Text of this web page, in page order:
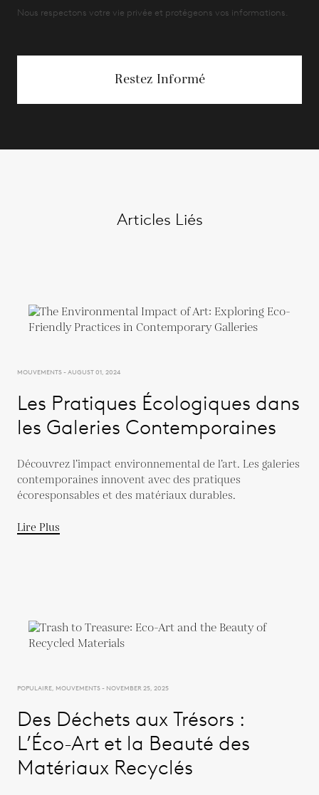
Nous respectons votre vie privée et protégeons vos informations.
Restez Informé
Articles Liés
MOUVEMENTS - AUGUST 01, 2024
Les Pratiques Écologiques dans
les Galeries Contemporaines
Découvrez l’impact environnemental de l’art. Les galeries
contemporaines innovent avec des pratiques
écoresponsables et des matériaux durables.
Lire Plus
POPULAIRE, MOUVEMENTS - NOVEMBER 25, 2025
Des Déchets aux Trésors :
L’Éco-Art et la Beauté des
Matériaux Recyclés